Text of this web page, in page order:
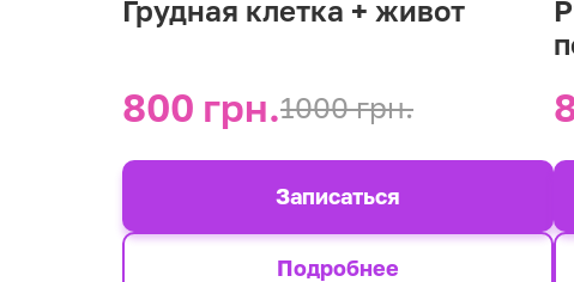
Грудная клетка + живот
800 грн.1000 грн.
Подробнее
Записаться